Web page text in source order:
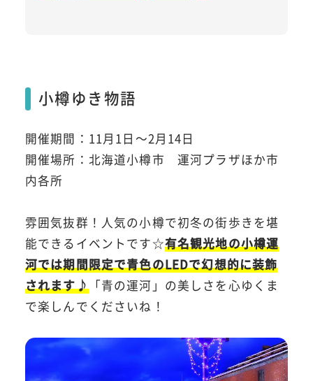
小樽ゆき物語
開催期間：11月1日～2月14日
開催場所：北海道小樽市 運河プラザほか市
内各所
雰囲気抜群！人気の小樽で初冬の街歩きを堪
能できるイベントです☆有名観光地の小樽運
河では期間限定で青色のLEDで幻想的に装飾
されます♪「青の運河」の美しさを心ゆくま
で楽しんでくださいね！